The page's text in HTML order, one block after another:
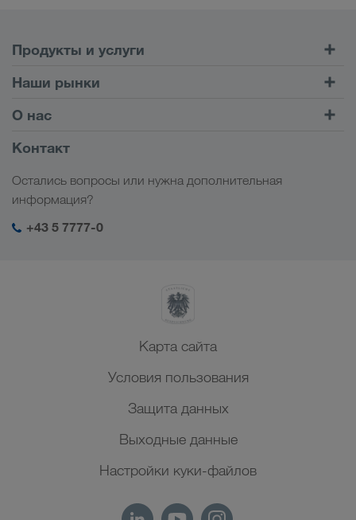
Продукты и услуги
Автомобильные перевозки
Клиентский портал CONNECT
Цифровые решения
Мой вход в систему LKW WALTER
Наши рынки
Европа
Кавказ
Центральная Азия
Ближний Восток
Северная Африка
О нас
Информация о компании
Социальная ответственность
Контакт
Остались вопросы или нужна дополнительная
информация?
+43 5 7777-0
Карта сайта
Условия пользования
Защита данных
Выходные данные
Настройки куки-файлов